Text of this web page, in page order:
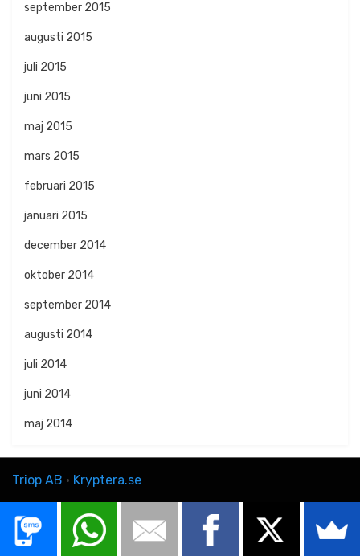
september 2015
augusti 2015
juli 2015
juni 2015
maj 2015
mars 2015
februari 2015
januari 2015
december 2014
oktober 2014
september 2014
augusti 2014
juli 2014
juni 2014
maj 2014
Triop AB · Kryptera.se